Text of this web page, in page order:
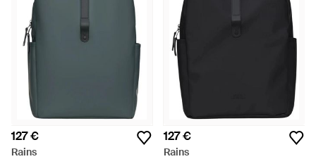
127 €
Rains
127 €
Rains